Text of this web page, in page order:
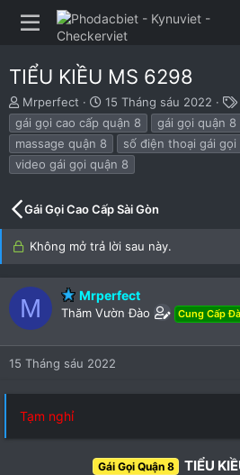
TIỂU KIỀU MS 6298
B
ắ
t
đ
ầ
Mrperfect
N
g
à
y
b
đ
u
15 Tháng sáu 2022
gái gọi cao cấp quận 8
gái gọi quận 8
massage quận 8
số điện thoại gái gọi
video gái gọi quận 8
Gái Gọi Cao Cấp Sài Gòn
Không mở trả lời sau này.
M Mrperfect
Thăm Vườn Đào Cung Cấp
15 Tháng sáu 2022
Tạm nghỉ
Gái Gọi Quận 8 TIỂU